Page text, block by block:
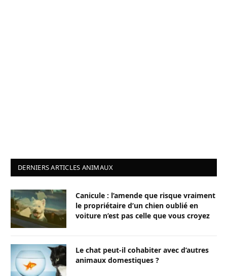
DERNIERS ARTICLES ANIMAUX
Canicule : l’amende que risque vraiment
le propriétaire d’un chien oublié en
voiture n’est pas celle que vous croyez
Le chat peut-il cohabiter avec d’autres
animaux domestiques ?